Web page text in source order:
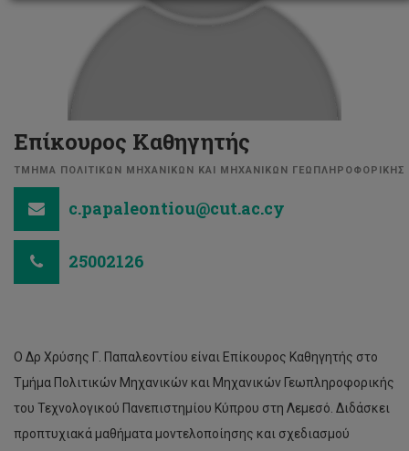
Επίκουρος Καθηγητής
ΤΜΗΜΑ ΠΟΛΙΤΙΚΩΝ ΜΗΧΑΝΙΚΩΝ ΚΑΙ ΜΗΧΑΝΙΚΩΝ ΓΕΩΠΛΗΡΟΦΟΡΙΚΗΣ
c.papaleontiou@cut.ac.cy
25002126
Ο Δρ Χρύσης Γ. Παπαλεοντίου είναι Επίκουρος Καθηγητής στο
Τμήμα Πολιτικών Μηχανικών και Μηχανικών Γεωπληροφορικής
του Τεχνολογικού Πανεπιστημίου Κύπρου στη Λεμεσό. Διδάσκει
προπτυχιακά μαθήματα μοντελοποίησης και σχεδιασμού